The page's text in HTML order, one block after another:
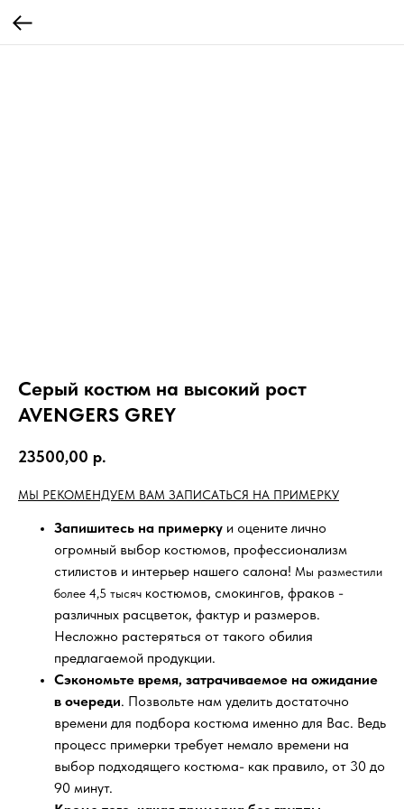
Серый костюм на высокий рост
AVENGERS GREY
23500,00 р.
МЫ РЕКОМЕНДУЕМ ВАМ ЗАПИСАТЬСЯ НА ПРИМЕРКУ
Запишитесь на примерку и оцените лично
огромный выбор костюмов, профессионализм
стилистов и интерьер нашего салона! Мы разместили
более 4,5 тысяч костюмов, смокингов, фраков -
различных расцветок, фактур и размеров.
Несложно растеряться от такого обилия
предлагаемой продукции.
Сэкономьте время, затрачиваемое на ожидание
в очереди. Позвольте нам уделить достаточно
времени для подбора костюма именно для Вас. Ведь
процесс примерки требует немало времени на
выбор подходящего костюма- как правило, от 30 до
90 минут.